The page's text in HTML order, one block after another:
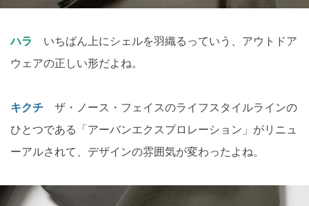
ハラ
いちばん上にシェルを羽織るっていう、アウトドア
ウェアの正しい形だよね。
キクチ ザ・ノース・フェイスのライフスタイルラインの
ひとつである「アーバンエクスプロレーション」がリニュ
ーアルされて、デザインの雰囲気が変わったよね。